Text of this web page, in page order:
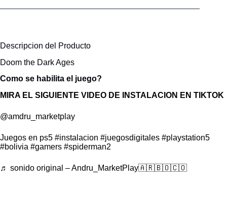
Descripcion del Producto
Doom the Dark Ages
Como se habilita el juego?
MIRA EL SIGUIENTE VIDEO DE INSTALACION EN TIKTOK
@amdru_marketplay
Juegos en ps5 #instalacion #juegosdigitales #playstation5
#bolivia #gamers #spiderman2
♬ sonido original – Andru_MarketPlay🇦🇷🇧🇴🇨🇴